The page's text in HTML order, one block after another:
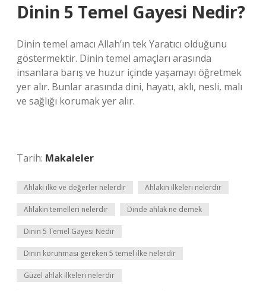
Dinin 5 Temel Gayesi Nedir?
Dinin temel amacı Allah’ın tek Yaratıcı olduğunu
göstermektir. Dinin temel amaçları arasında
insanlara barış ve huzur içinde yaşamayı öğretmek
yer alır. Bunlar arasında dini, hayatı, aklı, nesli, malı
ve sağlığı korumak yer alır.
Tarih: Makaleler
Ahlaki ilke ve değerler nelerdir Ahlakin ilkeleri nelerdir
Ahlakın temelleri nelerdir Dinde ahlak ne demek
Dinin 5 Temel Gayesi Nedir
Dinin korunması gereken 5 temel ilke nelerdir
Güzel ahlak ilkeleri nelerdir